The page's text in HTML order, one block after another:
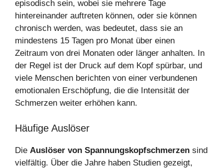
episodisch sein, wobei sie mehrere Tage
hintereinander auftreten können, oder sie können
chronisch werden, was bedeutet, dass sie an
mindestens 15 Tagen pro Monat über einen
Zeitraum von drei Monaten oder länger anhalten. In
der Regel ist der Druck auf dem Kopf spürbar, und
viele Menschen berichten von einer verbundenen
emotionalen Erschöpfung, die die Intensität der
Schmerzen weiter erhöhen kann.
Häufige Auslöser
Die Auslöser von Spannungskopfschmerzen sind
vielfältig. Über die Jahre haben Studien gezeigt,